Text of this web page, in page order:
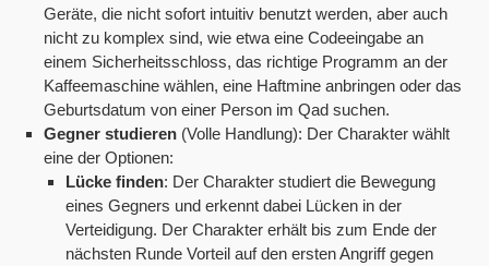
Geräte, die nicht sofort intuitiv benutzt werden, aber auch
nicht zu komplex sind, wie etwa eine Codeeingabe an
einem Sicherheitsschloss, das richtige Programm an der
Kaffeemaschine wählen, eine Haftmine anbringen oder das
Geburtsdatum von einer Person im Qad suchen.
Gegner studieren (Volle Handlung): Der Charakter wählt
eine der Optionen:
Lücke finden: Der Charakter studiert die Bewegung
eines Gegners und erkennt dabei Lücken in der
Verteidigung. Der Charakter erhält bis zum Ende der
nächsten Runde Vorteil auf den ersten Angriff gegen